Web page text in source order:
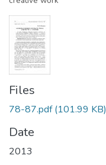
Files
78-87.pdf(101.99 KB)
Date
2013